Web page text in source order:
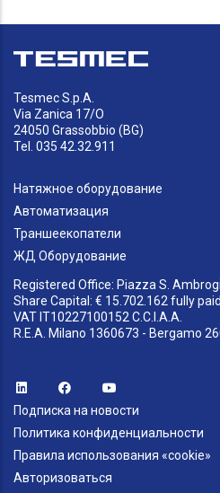
Tesmec S.p.A.
Via Zanica 17/O
24050 Grassobbio (BG)
Tel. 035 42.32.911
Натяжное оборудование
Автоматизация
Траншеекопатели
ЖД Оборудование
Registered Office: Piazza S.
Share Capital: € 15.702.162 fully
VAT IT10227100152 C.C.I.A.A.
R.E.A. Milano 1360673 - Bergamo
Подписка на новости
Политика конфиденциальности
Правила использования «cookie»
Авторизоваться